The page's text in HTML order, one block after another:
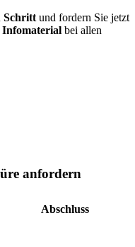
Schritt und fordern Sie jetzt
Infomaterial bei allen
anfordern
Abschluss